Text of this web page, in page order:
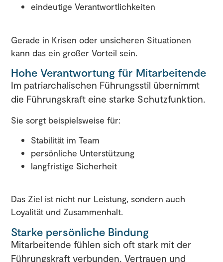
eindeutige Verantwortlichkeiten
Gerade in Krisen oder unsicheren Situationen
kann das ein großer Vorteil sein.
Hohe Verantwortung für Mitarbeitende
Im patriarchalischen Führungsstil übernimmt
die Führungskraft eine starke Schutzfunktion.
Sie sorgt beispielsweise für:
Stabilität im Team
persönliche Unterstützung
langfristige Sicherheit
Das Ziel ist nicht nur Leistung, sondern auch
Loyalität und Zusammenhalt.
Starke persönliche Bindung
Mitarbeitende fühlen sich oft stark mit der
Führungskraft verbunden. Vertrauen und